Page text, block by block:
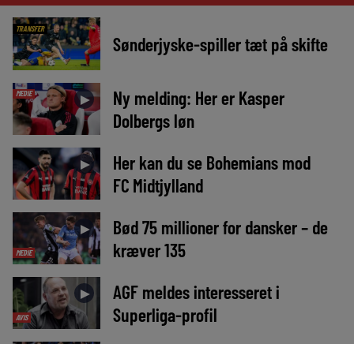
TRANSFER
Sønderjyske-spiller tæt på skifte
MEDIE ►
Ny melding: Her er Kasper
Dolbergs løn
►
Her kan du se Bohemians mod
FC Midtjylland
MEDIE
►
Bød 75 millioner for dansker – de
kræver 135
AVIS
►
AGF meldes interesseret i
Superliga-profil